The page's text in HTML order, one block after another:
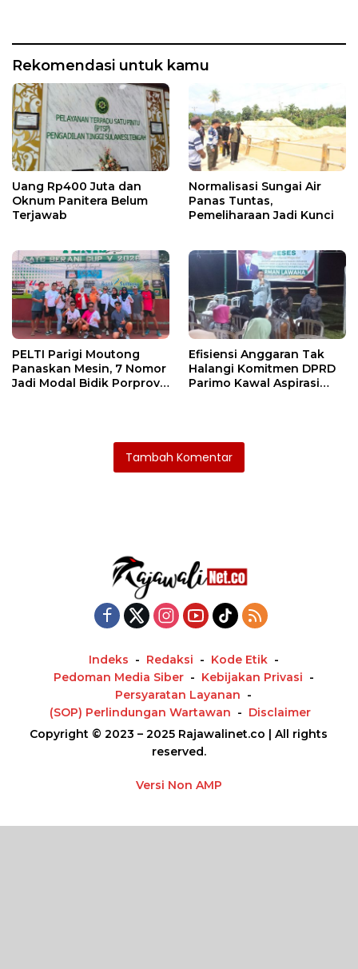
Rekomendasi untuk kamu
Uang Rp400 Juta dan
Oknum Panitera Belum
Terjawab
Normalisasi Sungai Air
Panas Tuntas,
Pemeliharaan Jadi Kunci
PELTI Parigi Moutong
Panaskan Mesin, 7 Nomor
Jadi Modal Bidik Porprov
Efisiensi Anggaran Tak
Halangi Komitmen DPRD
Parimo Kawal Aspirasi
Tambah Komentar
Indeks Redaksi
Kode Etik
Pedoman Media Siber
Kebijakan Privasi
Persyaratan Layanan
(SOP) Perlindungan Wartawan
Disclaimer
Copyright © 2023 – 2025 Rajawalinet.co | All rights
reserved.
Versi Non AMP